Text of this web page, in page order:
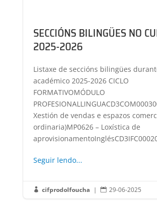
SECCIÓNS BILINGÜES NO
2025-2026
Listaxe de seccións bilingües
académico 2025-2026 CICLO
FORMATIVOMÓDULO
Xestión de vendas e espazos
ordinaria)MP0626 – Loxística de
Seguir lendo...
 cifprodolfoucha |  29-06-2025